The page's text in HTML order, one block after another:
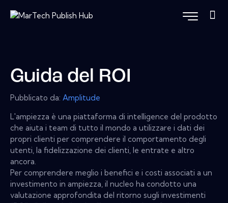
Guida del ROI
Pubblicato da: Amplitude
L'ampiezza è una piattaforma di intelligence del prodotto
che aiuta i team di tutto il mondo a utilizzare i dati dei
propri clienti per comprendere il comportamento degli
utenti, la fidelizzazione dei clienti, le entrate e altro
ancora.
Per comprendere meglio i benefici e i costi associati a un
investimento in ampiezza, il nucleo ha condotto una
valutazione approfondita del ritorno sugli investimenti